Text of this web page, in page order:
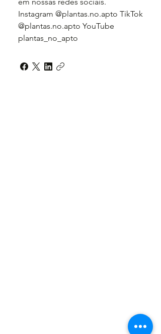
Instagram @plantas.no.apto TikTok
@plantas.no.apto YouTube
plantas_no_apto